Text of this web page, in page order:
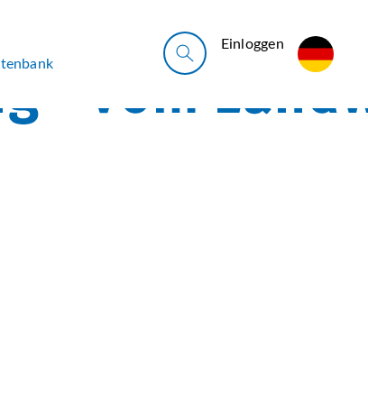
Ein­log­gen